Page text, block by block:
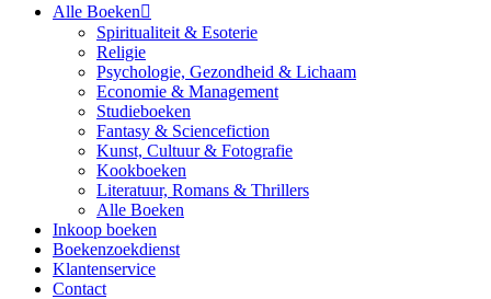
Alle Boeken
Spiritualiteit & Esoterie
Religie
Psychologie, Gezondheid & Lichaam
Economie & Management
Studieboeken
Fantasy & Sciencefiction
Kunst, Cultuur & Fotografie
Kookboeken
Literatuur, Romans & Thrillers
Alle Boeken
Inkoop boeken
Boekenzoekdienst
Klantenservice
Contact